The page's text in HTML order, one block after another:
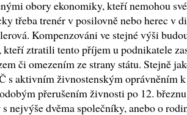
obory ekonomiky, kteří nemohou
třeba trenér v posilovně nebo herec v
Kompenzováni ve stejné výši
kteří ztratili tento příjem u podnikatele
či omezením ze strany státu. Stejně
s aktivním živnostenským oprávněním
přerušením živnosti po 12.
nejvýše dvěma společníky, anebo o